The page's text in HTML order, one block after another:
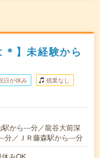
＊】未経験から
日が休み 残業なし
から---分／龍谷大前深
分／ＪＲ藤森駅から---分
みOK